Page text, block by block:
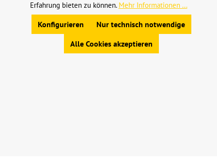
© 2023 Leinweber Landtechnik GmbH & Co. KG
Allgemeine Geschäftsbedingungen|
Widerrufsbelehrung
Impressum
Erfahrung bieten zu können. Mehr Informationen ...
Nur technisch notwendige
Konfigurieren
Alle Cookies akzeptieren